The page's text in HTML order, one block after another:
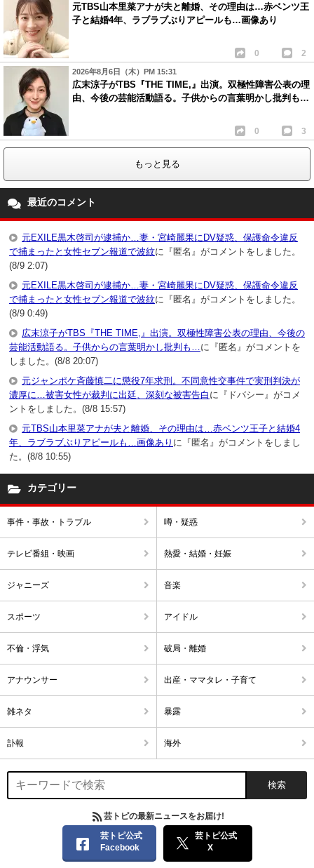
元TBS山本里菜アナが夫と離婚、その理由は…赤ベンツ王
子と結婚4年、ラブラブぶりアピールも…画像あり
0 2
2026年8月6日（木）PM 15:31
広末涼子がTBS『THE TIME,』出演。双極性障害公表の理
由、今後の芸能活動語る。子供からの言葉明かし批判も…
0 3
もっと見る
最近のコメント
元EXILE黒木啓司が逮捕か…妻・宮崎麗果にDV疑惑、保護命令違反
で捕まったと女性セブン報道で波紋に『匿名』がコメントをしました。
(8/9 2:07)
元EXILE黒木啓司が逮捕か…妻・宮崎麗果にDV疑惑、保護命令違反
で捕まったと女性セブン報道で波紋に『匿名』がコメントをしました。
(8/9 0:49)
広末涼子がTBS『THE TIME,』出演。双極性障害公表の理由、今後の
芸能活動語る。子供からの言葉明かし批判も… に『匿名』がコメントを
しました。(8/8 20:07)
元ジャンポケ斉藤慎二に懲役7年求刑。不同意性交事件で実刑判決が
濃厚に…被害女性が裁判に出廷、深刻な被害告白 に『ドバシー』がコメ
ントをしました。(8/8 15:57)
元TBS山本里菜アナが夫と離婚、その理由は…赤ベンツ王子と結婚4
年、ラブラブぶりアピールも…画像あり に『匿名』がコメントをしまし
た。(8/8 10:55)
カテゴリー
事件・事故・トラブル 噂・疑惑
テレビ番組・映画 熱愛・結婚・妊娠
ジャニーズ 音楽
スポーツ アイドル
不倫・浮気 破局・離婚
アナウンサー 出産・ママタレ・子育て
雑ネタ 暴露
訃報 海外
芸トピの最新ニュースをお届け!
芸トピ公式
Facebook
芸トピ公式
X